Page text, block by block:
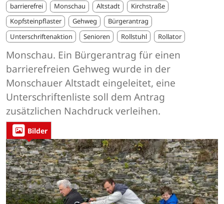
barrierefrei Monschau Altstadt
Kirchstraße
Kopfsteinpflaster
Gehweg
Bürgerantrag
Unterschriftenaktion
Senioren Rollstuhl Rollator
Monschau. Ein Bürgerantrag für einen
barrierefreien Gehweg wurde in der
Monschauer Altstadt eingeleitet, eine
Unterschriftenliste soll dem Antrag
zusätzlichen Nachdruck verleihen.
Bilder